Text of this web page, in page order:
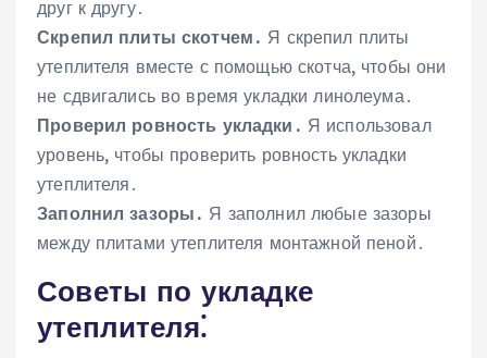
друг к другу․
Скрепил плиты скотчем․ Я скрепил плиты
утеплителя вместе с помощью скотча, чтобы они
не сдвигались во время укладки линолеума․
Проверил ровность укладки․ Я использовал
уровень, чтобы проверить ровность укладки
утеплителя․
Заполнил зазоры․ Я заполнил любые зазоры
между плитами утеплителя монтажной пеной․
Советы по укладке
утеплителя⁚